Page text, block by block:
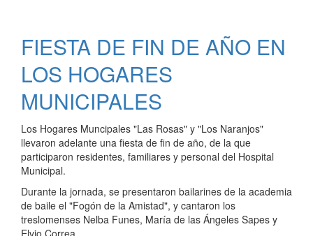
NUEVO
DIRECTOR
DEL
HOSPITAL
MUNICIPAL
FIESTA DE FIN DE AÑO EN
LOS HOGARES
MUNICIPALES
Los Hogares Muncipales "Las Rosas" y "Los Naranjos"
llevaron adelante una fiesta de fin de año, de la que
participaron residentes, familiares y personal del Hospital
Municipal.
Durante la jornada, se presentaron bailarines de la academia
de baile el "Fogón de la Amistad", y cantaron los
treslomenses Nelba Funes, María de las Ángeles Sapes y
Elvio Correa.